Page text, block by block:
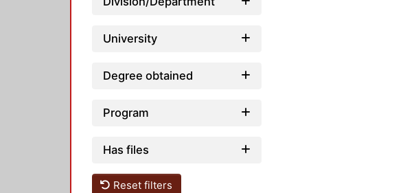
University
Degree obtained
Program
Has files
Reset filters